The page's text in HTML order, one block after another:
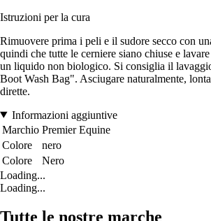
Istruzioni per la cura
Rimuovere prima i peli e il sudore secco con
quindi che tutte le cerniere siano chiuse e
un liquido non biologico. Si consiglia il
Boot Wash Bag". Asciugare naturalmente,
dirette.
Informazioni aggiuntive
Marchio Premier Equine
Colore
nero
Colore
Nero
Loading...
Loading...
Tutte le nostre marche